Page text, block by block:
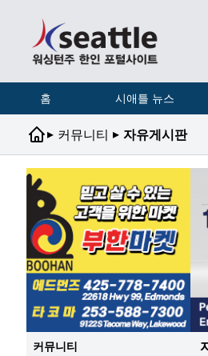
홈 시애틀 뉴스
▸ 커뮤니티 ▸ 자유게시판
커뮤니티